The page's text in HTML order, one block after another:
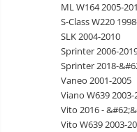
Telefoane mobile
Telefoane mobile Lagenio
Telefoane mobile
Telefoane mobile iSEN
Telefoane mobile F150
Telefoane mobile
Telefoane mobile iHunt
ML W164 2005-
S-Class W220
SLK 2004-2010
Sprinter 2006-
Sprinter 2018-
Vaneo 2001-2005
Viano W639 2003-
Vito 2016 -
Vito W639 2003-